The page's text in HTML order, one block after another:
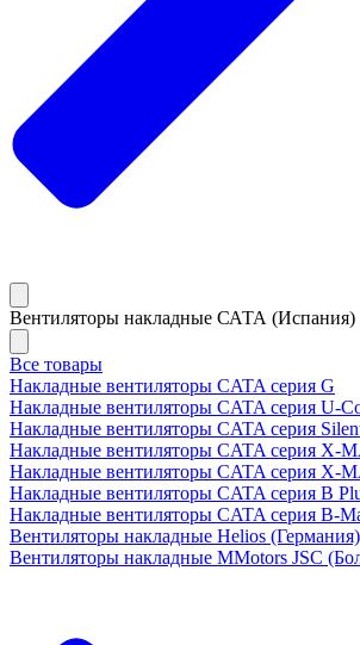
Вентиляторы накладные САТА (Испания)
Все товары
Накладные вентиляторы CATA серия G
Накладные вентиляторы CATA серия U-
Накладные вентиляторы CATA серия
Накладные вентиляторы CATA серия X-
Накладные вентиляторы CATA серия X-
Накладные вентиляторы CATA серия B
Накладные вентиляторы CATA серия B-
Вентиляторы накладные Helios (Германия)
Вентиляторы накладные MMotors JSC